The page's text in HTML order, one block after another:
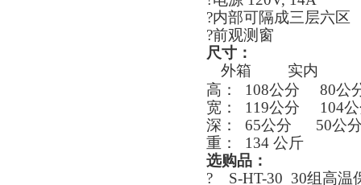
?内部可隔成三层六区
?前观测窗
尺寸：
外箱 实内
高： 108公分 80公
宽： 119公分 104公
深： 65公分 50公
重： 134 公斤
选购品：
? S-HT-30 30组高温